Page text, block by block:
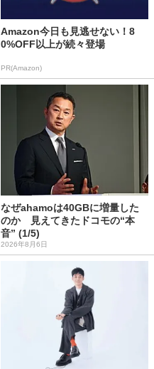
Amazon今日も見逃せない！8
0%OFF以上が続々登場
PR(Amazon)
なぜahamoは40GBに増量した
のか 見えてきたドコモの“本
音” (1/5)
2026年8月6日